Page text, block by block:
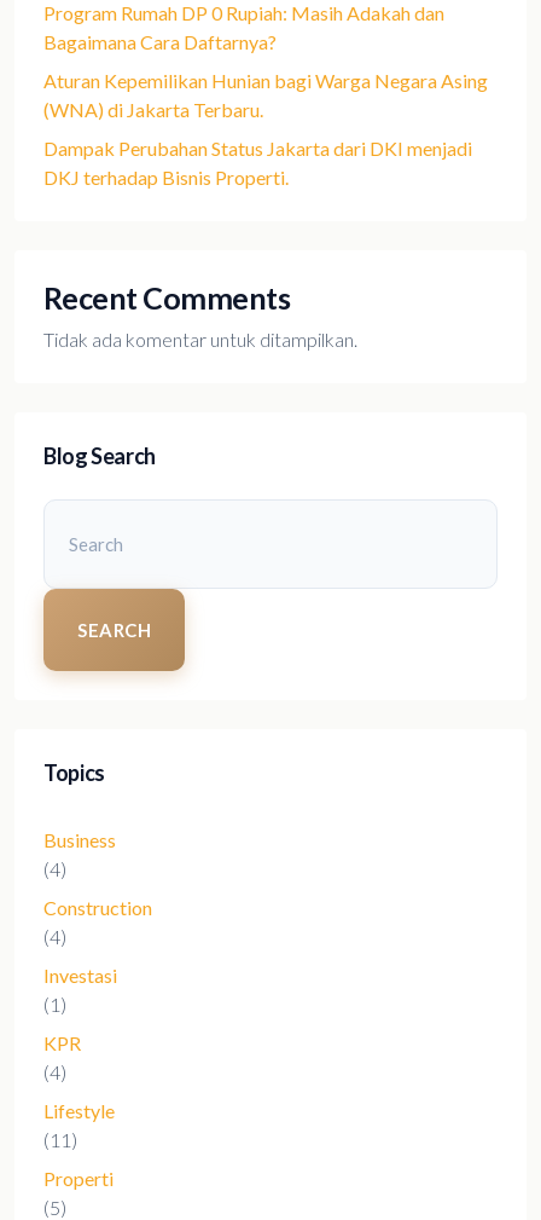
Program Rumah DP 0 Rupiah: Masih Adakah dan
Bagaimana Cara Daftarnya?
Aturan Kepemilikan Hunian bagi Warga Negara Asing
(WNA) di Jakarta Terbaru.
Dampak Perubahan Status Jakarta dari DKI menjadi
DKJ terhadap Bisnis Properti.
Recent Comments
Tidak ada komentar untuk ditampilkan.
Blog Search
SEARCH
Topics
Business
(4)
Construction
(4)
Investasi
(1)
KPR
(4)
Lifestyle
(11)
Properti
(5)